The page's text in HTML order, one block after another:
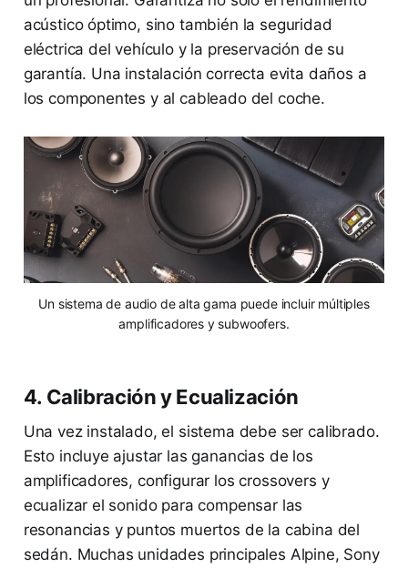
acústico óptimo, sino también la seguridad
eléctrica del vehículo y la preservación de su
garantía. Una instalación correcta evita daños a
los componentes y al cableado del coche.
Un sistema de audio de alta gama puede incluir múltiples
amplificadores y subwoofers.
4. Calibración y Ecualización
Una vez instalado, el sistema debe ser calibrado.
Esto incluye ajustar las ganancias de los
amplificadores, configurar los crossovers y
ecualizar el sonido para compensar las
resonancias y puntos muertos de la cabina del
sedán. Muchas unidades principales Alpine, Sony